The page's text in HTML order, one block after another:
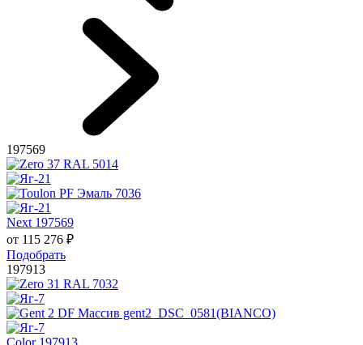
197569
Next 197569
от 115 276 ₽
Подобрать
197913
Color 197913